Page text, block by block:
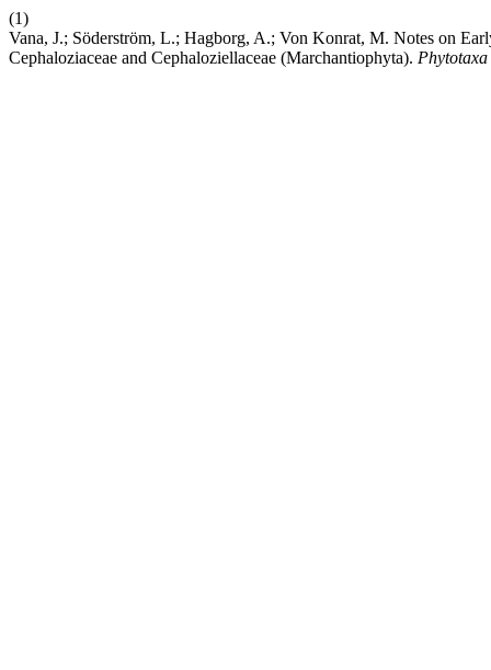
(1)
Vana, J.; Söderström, L.; Hagborg, A.; Von Konrat, M. Notes on
Cephaloziaceae and Cephaloziellaceae (Marchantiophyta). Phytotaxa